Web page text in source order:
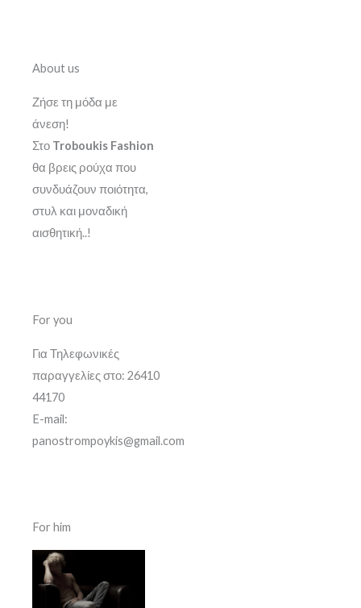
About us
Ζήσε τη μόδα με
άνεση!
Στο Troboukis Fashion
θα βρεις ρούχα που
συνδυάζουν ποιότητα,
στυλ και μοναδική
αισθητική..!
For you
Για Τηλεφωνικές
παραγγελίες στο: 26410
44170
E-mail:
panostrompoykis@gmail.com
For him